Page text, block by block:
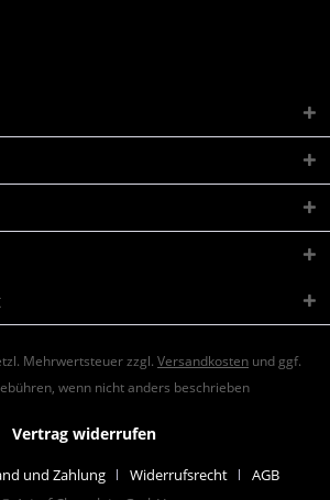
Mehrwertsteuer zzgl. Versandkosten und ggf.
wenn nicht anders beschrieben
Vertrag widerrufen
und Zahlung Widerrufsrecht
AGB